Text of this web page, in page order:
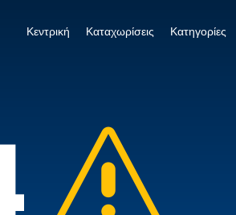
Κεντρική Καταχωρίσεις Κατηγορίες